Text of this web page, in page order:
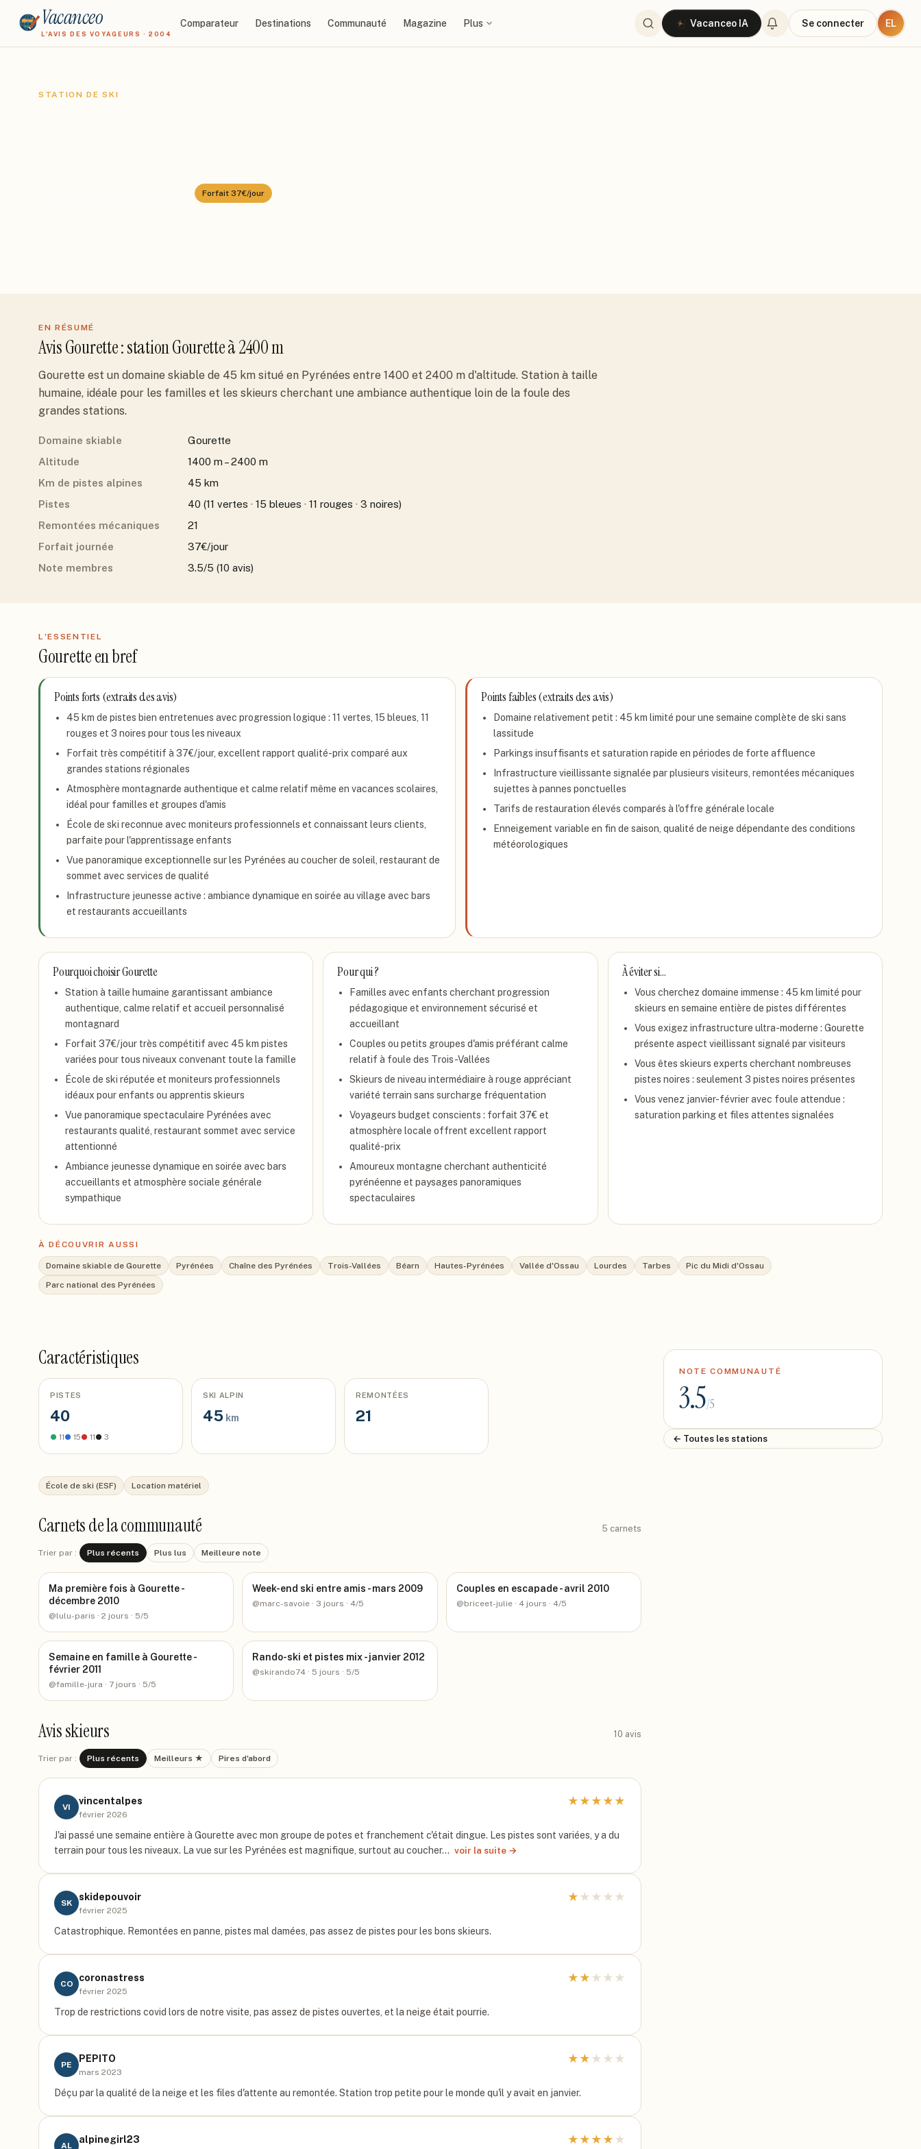
Vacanceo
L'AVIS DES VOYAGEURS · 2004
Comparateur Destinations Communauté Magazine Plus Vacanceo IA Se connecter EL
STATION DE SKI
Forfait 37€/jour
EN RÉSUMÉ
AvisGourette: stationGouretteà 2400 m
Gourette est un domaine skiable de 45 km situé en Pyrénées entre 1400 et 2400 m d'altitude. Station à taille
humaine, idéale pour les familles et les skieurs cherchant une ambiance authentique loin de la foule des
grandes stations.
Domaine skiable
Gourette
Altitude
1400 m – 2400 m
Km de pistes alpines
45 km
Pistes
40 (11 vertes · 15 bleues · 11 rouges · 3 noires)
Remontées mécaniques
21
Forfait journée
37€/jour
Note membres
3.5/5 (10 avis)
L'ESSENTIEL
Gouretteen bref
Points forts (extraits des avis)
45 km de pistes bien entretenues avec progression logique : 11 vertes, 15 bleues, 11
rouges et 3 noires pour tous les niveaux
Forfait très compétitif à 37€/jour, excellent rapport qualité-prix comparé aux
grandes stations régionales
Atmosphère montagnarde authentique et calme relatif même en vacances scolaires,
idéal pour familles et groupes d'amis
École de ski reconnue avec moniteurs professionnels et connaissant leurs clients,
parfaite pour l'apprentissage enfants
Vue panoramique exceptionnelle sur les Pyrénées au coucher de soleil, restaurant de
sommet avec services de qualité
Infrastructure jeunesse active : ambiance dynamique en soirée au village avec bars
et restaurants accueillants
Points faibles (extraits des avis)
Domaine relativement petit : 45 km limité pour une semaine complète de ski sans
lassitude
Parkings insuffisants et saturation rapide en périodes de forte affluence
Infrastructure vieillissante signalée par plusieurs visiteurs, remontées mécaniques
sujettes à pannes ponctuelles
Tarifs de restauration élevés comparés à l'offre générale locale
Enneigement variable en fin de saison, qualité de neige dépendante des conditions
météorologiques
Pourquoi choisirGourette
Station à taille humaine garantissant ambiance
authentique, calme relatif et accueil personnalisé
montagnard
Forfait 37€/jour très compétitif avec 45 km pistes
variées pour tous niveaux convenant toute la famille
École de ski réputée et moniteurs professionnels
idéaux pour enfants ou apprentis skieurs
Vue panoramique spectaculaire Pyrénées avec
restaurants qualité, restaurant sommet avec service
attentionné
Ambiance jeunesse dynamique en soirée avec bars
accueillants et atmosphère sociale générale
sympathique
Pour qui ?
Familles avec enfants cherchant progression
pédagogique et environnement sécurisé et
accueillant
Couples ou petits groupes d'amis préférant calme
relatif à foule des Trois-Vallées
Skieurs de niveau intermédiaire à rouge appréciant
variété terrain sans surcharge fréquentation
Voyageurs budget conscients : forfait 37€ et
atmosphère locale offrent excellent rapport
qualité-prix
Amoureux montagne cherchant authenticité
pyrénéenne et paysages panoramiques
spectaculaires
À éviter si…
Vous cherchez domaine immense : 45 km limité pour
skieurs en semaine entière de pistes différentes
Vous exigez infrastructure ultra-moderne : Gourette
présente aspect vieillissant signalé par visiteurs
Vous êtes skieurs experts cherchant nombreuses
pistes noires : seulement 3 pistes noires présentes
Vous venez janvier-février avec foule attendue :
saturation parking et files attentes signalées
À DÉCOUVRIR AUSSI
Domaine skiable de Gourette Pyrénées Chaîne des Pyrénées Trois-Vallées Béarn Hautes-Pyrénées Vallée d'Ossau Lourdes Tarbes
Pic du Midi d'Ossau
Parc national des Pyrénées
Caractéristiques
PISTES
40
● 11● 15● 11● 3
SKI ALPIN
45 km
REMONTÉES
21
École de ski (ESF) Location matériel
Carnets de la communauté 5 carnets
Trier par : Plus récents Plus lus Meilleure note
Ma première fois à Gourette -
décembre 2010
@lulu-paris · 2 jours · 5/5
Week-end ski entre amis - mars 2009
@marc-savoie · 3 jours · 4/5
Couples en escapade - avril 2010
@briceet-julie· 4 jours · 4/5
Semaine en famille à Gourette -
février 2011
@famille-jura · 7 jours · 5/5
Rando-ski et pistes mix - janvier 2012
@skirando74 · 5 jours · 5/5
Avis skieurs 10 avis
Trier par : Plus récents Meilleurs ★ Pires d'abord
VI
vincentalpes
février 2026
★ ★ ★ ★ ★
J'ai passé une semaine entière à Gourette avec mon groupe de potes et franchement c'était dingue. Les pistes sont variées, y a du
terrain pour tous les niveaux. La vue sur les Pyrénées est magnifique, surtout au coucher… voir la suite →
SK
skidepouvoir
février 2025
★ ★ ★ ★ ★
Catastrophique. Remontées en panne, pistes mal damées, pas assez de pistes pour les bons skieurs.
CO
coronastress
février 2025
★ ★ ★ ★ ★
Trop de restrictions covid lors de notre visite, pas assez de pistes ouvertes, et la neige était pourrie.
PE
PEPITO
mars 2023
★ ★ ★ ★ ★
Déçu par la qualité de la neige et les files d'attente au remontée. Station trop petite pour le monde qu'il y avait en janvier.
AL
alpinegirl23 ★ ★ ★ ★ ★
NOTE COMMUNAUTÉ
3.5/5
← Toutes les stations